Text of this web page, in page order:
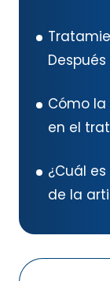
Cómo
en el
¿Cuál
de la